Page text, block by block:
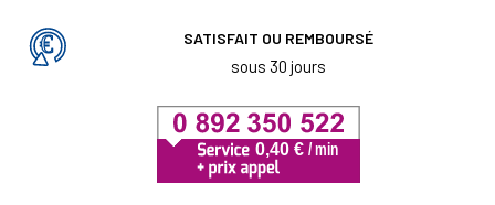
SATISFAIT OU REMBOURSÉ
sous 30 jours